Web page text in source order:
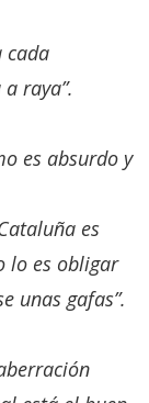
cada
raya”.
es absurdo y
es
lo es obligar
unas gafas”.